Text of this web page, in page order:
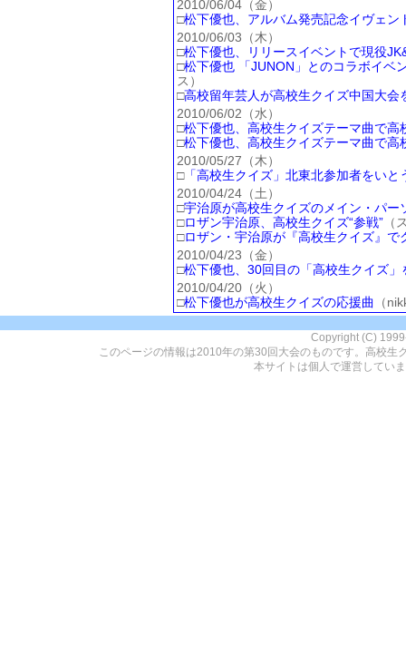
2010/06/04（金）
□松下優也、アルバム発売記念イヴェン
2010/06/03（木）
□松下優也、リリースイベントで現役
□松下優也 「JUNON」とのコラボイベ
ス）
□高校留年芸人が高校生クイズ中国大会
2010/06/02（水）
□松下優也、高校生クイズテーマ曲で高
□松下優也、高校生クイズテーマ曲で高
2010/05/27（木）
□「高校生クイズ」北東北参加者をいと
2010/04/24（土）
□宇治原が高校生クイズのメイン・パー
□ロザン宇治原、高校生クイズ“参戦” （
□ロザン・宇治原が『高校生クイズ』で
2010/04/23（金）
□松下優也、30回目の「高校生クイズ」
2010/04/20（火）
□松下優也が高校生クイズの応援曲 （
Copyright (C)
このページの情報は2010年の第30回大会のものです。高校生
本サイトは個人で運営してい